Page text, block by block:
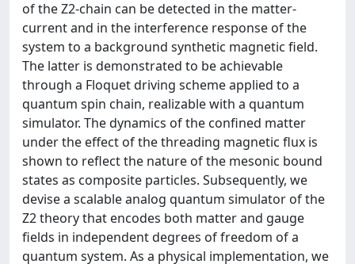
of the Z2-chain can be detected in the matter-
current and in the interference response of the
system to a background synthetic magnetic field.
The latter is demonstrated to be achievable
through a Floquet driving scheme applied to a
quantum spin chain, realizable with a quantum
simulator. The dynamics of the confined matter
under the effect of the threading magnetic flux is
shown to reflect the nature of the mesonic bound
states as composite particles. Subsequently, we
devise a scalable analog quantum simulator of the
Z2 theory that encodes both matter and gauge
fields in independent degrees of freedom of a
quantum system. As a physical implementation, we